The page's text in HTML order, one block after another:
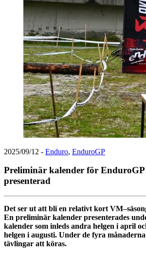
2025/09/12 - Enduro, EnduroGP
Preliminär kalender för EnduroGP
presenterad
Det ser ut att bli en relativt kort
En preliminär kalender presenterades
kalender som inleds andra helgen i april
helgen i augusti. Under de fyra
tävlingar att köras.